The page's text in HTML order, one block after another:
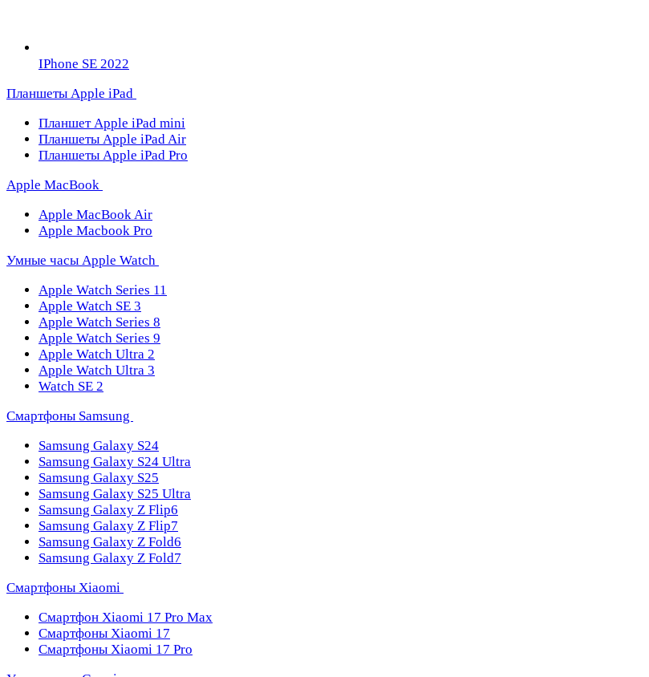
IPhone SE 2022
Планшеты Apple iPad
Планшет Apple iPad mini
Планшеты Apple iPad Air
Планшеты Apple iPad Pro
Apple MacBook
Apple MacBook Air
Apple Macbook Pro
Умные часы Apple Watch
Apple Watch Series 11
Apple Watch SE 3
Apple Watch Series 8
Apple Watch Series 9
Apple Watch Ultra 2
Apple Watch Ultra 3
Watch SE 2
Смартфоны Samsung
Samsung Galaxy S24
Samsung Galaxy S24 Ultra
Samsung Galaxy S25
Samsung Galaxy S25 Ultra
Samsung Galaxy Z Flip6
Samsung Galaxy Z Flip7
Samsung Galaxy Z Fold6
Samsung Galaxy Z Fold7
Смартфоны Xiaomi
Смартфон Xiaomi 17 Pro Max
Смартфоны Xiaomi 17
Смартфоны Xiaomi 17 Pro